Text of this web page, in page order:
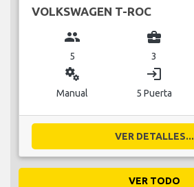
VOLKSWAGEN T-ROC
group
5
business_center
3
miscellaneous_services
Manual
login
5 Puerta
VER DETALLES...
VER TODO